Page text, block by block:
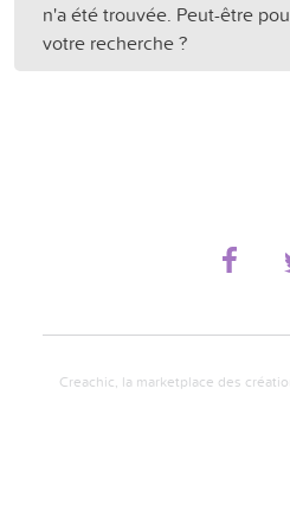
n'a été trouvée. Peut-être
votre recherche ?
Creachic, la marketplace des